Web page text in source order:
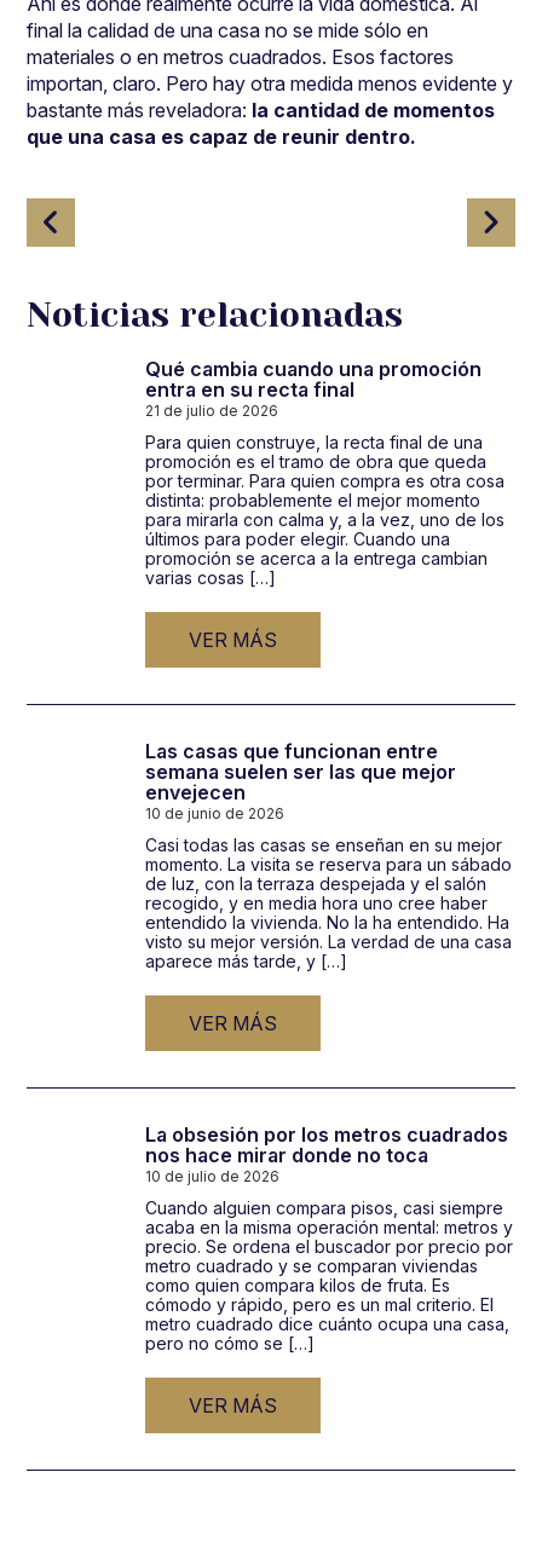
final la calidad de una casa no se mide sólo en
materiales o en metros cuadrados. Esos factores
importan, claro. Pero hay otra medida menos evidente y
bastante más reveladora: la cantidad de momentos
que una casa es capaz de reunir dentro.
Navegación
entradas
Noticias relacionadas
Qué cambia cuando una promoción
entra en su recta final
21 de julio de 2026
Para quien construye, la recta final de una
promoción es el tramo de obra que queda
por terminar. Para quien compra es otra cosa
distinta: probablemente el mejor momento
para mirarla con calma y, a la vez, uno de los
últimos para poder elegir. Cuando una
promoción se acerca a la entrega cambian
varias cosas […]
VER MÁS
Las casas que funcionan entre
semana suelen ser las que mejor
envejecen
10 de junio de 2026
Casi todas las casas se enseñan en su mejor
momento. La visita se reserva para un sábado
de luz, con la terraza despejada y el salón
recogido, y en media hora uno cree haber
entendido la vivienda. No la ha entendido. Ha
visto su mejor versión. La verdad de una casa
aparece más tarde, y […]
VER MÁS
La obsesión por los metros cuadrados
nos hace mirar donde no toca
10 de julio de 2026
Cuando alguien compara pisos, casi siempre
acaba en la misma operación mental: metros y
precio. Se ordena el buscador por precio por
metro cuadrado y se comparan viviendas
como quien compara kilos de fruta. Es
cómodo y rápido, pero es un mal criterio. El
metro cuadrado dice cuánto ocupa una casa,
pero no cómo se […]
VER MÁS